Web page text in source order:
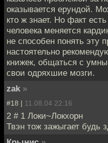
оказывается ерундой.
кто ж знает. Но факт
человека меняется
не способен понять эту
настоятельно
книжек, общаться с
свои одряхшие мозги.
zak »
#18 | 11.08.04 22:16
2 # 1 Локи~Локхорн
Твэн тож зажыгает будь